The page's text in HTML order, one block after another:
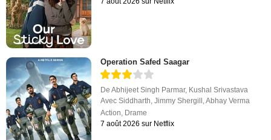
Operation Safed Saagar
DeAbhijeet Singh Parmar, Kushal Srivastava
AvecSiddharth,Jimmy Shergill ,Abhay Verma
Action, Drame
7 août 2026 sur Netflix